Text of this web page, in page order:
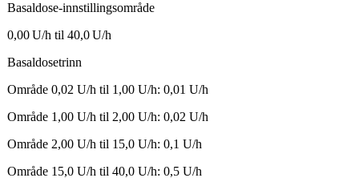
Basaldose-innstillingsområde
0,00 U/h til 40,0 U/h
Basaldosetrinn
Område 0,02 U/h til 1,00 U/h: 0,01 U/h
Område 1,00 U/h til 2,00 U/h: 0,02 U/h
Område 2,00 U/h til 15,0 U/h: 0,1 U/h
Område 15,0 U/h til 40,0 U/h: 0,5 U/h